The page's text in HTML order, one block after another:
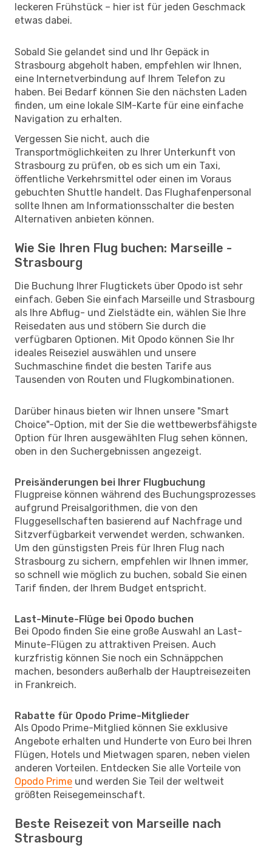
leckeren Frühstück – hier ist für jeden Geschmack
etwas dabei.
Sobald Sie gelandet sind und Ihr Gepäck in
Strasbourg abgeholt haben, empfehlen wir Ihnen,
eine Internetverbindung auf Ihrem Telefon zu
haben. Bei Bedarf können Sie den nächsten Laden
finden, um eine lokale SIM-Karte für eine einfache
Navigation zu erhalten.
Vergessen Sie nicht, auch die
Transportmöglichkeiten zu Ihrer Unterkunft von
Strasbourg zu prüfen, ob es sich um ein Taxi,
öffentliche Verkehrsmittel oder einen im Voraus
gebuchten Shuttle handelt. Das Flughafenpersonal
sollte Ihnen am Informationsschalter die besten
Alternativen anbieten können.
Wie Sie Ihren Flug buchen: Marseille -
Strasbourg
Die Buchung Ihrer Flugtickets über Opodo ist sehr
einfach. Geben Sie einfach Marseille und Strasbourg
als Ihre Abflug- und Zielstädte ein, wählen Sie Ihre
Reisedaten aus und stöbern Sie durch die
verfügbaren Optionen. Mit Opodo können Sie Ihr
ideales Reiseziel auswählen und unsere
Suchmaschine findet die besten Tarife aus
Tausenden von Routen und Flugkombinationen.
Darüber hinaus bieten wir Ihnen unsere "Smart
Choice"-Option, mit der Sie die wettbewerbsfähigste
Option für Ihren ausgewählten Flug sehen können,
oben in den Suchergebnissen angezeigt.
Preisänderungen bei Ihrer Flugbuchung
Flugpreise können während des Buchungsprozesses
aufgrund Preisalgorithmen, die von den
Fluggesellschaften basierend auf Nachfrage und
Sitzverfügbarkeit verwendet werden, schwanken.
Um den günstigsten Preis für Ihren Flug nach
Strasbourg zu sichern, empfehlen wir Ihnen immer,
so schnell wie möglich zu buchen, sobald Sie einen
Tarif finden, der Ihrem Budget entspricht.
Last-Minute-Flüge bei Opodo buchen
Bei Opodo finden Sie eine große Auswahl an Last-
Minute-Flügen zu attraktiven Preisen. Auch
kurzfristig können Sie noch ein Schnäppchen
machen, besonders außerhalb der Hauptreisezeiten
in Frankreich.
Rabatte für Opodo Prime-Mitglieder
Als Opodo Prime-Mitglied können Sie exklusive
Angebote erhalten und Hunderte von Euro bei Ihren
Flügen, Hotels und Mietwagen sparen, neben vielen
anderen Vorteilen. Entdecken Sie alle Vorteile von
Opodo Prime und werden Sie Teil der weltweit
größten Reisegemeinschaft.
Beste Reisezeit von Marseille nach
Strasbourg